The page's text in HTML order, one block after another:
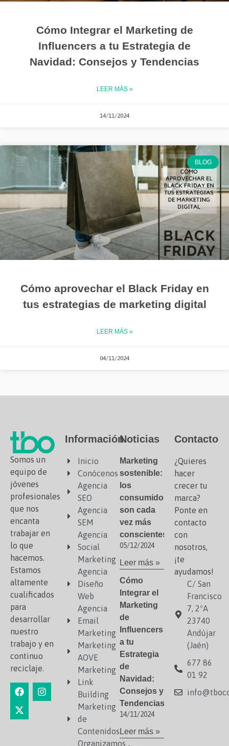
Cómo Integrar el Marketing de
Influencers a tu Estrategia de
Navidad: Consejos y Tendencias
LEER MÁS »
14/11/2024
BLOG
Cómo aprovechar el Black Friday en
tus estrategias de marketing digital
LEER MÁS »
04/11/2024
Somos un
equipo de
jóvenes
profesionales
que nos
encanta
trabajar en
lo que
hacemos.
Estamos
altamente
cualificados
para
desarrollar
nuestro
trabajo y en
continuo
reciclaje.
Información
Inicio
Conócenos
Agencia
SEO
Agencia
SEM
Agencia
Social
Marketing
Agencia
Diseño
Web
Agencia
Email
Marketing
Marketing
AOVE
Marketing
Link
Building
Marketing
de
Contenidos
Organizamos
Noticias
Marketing
sostenible:
los
consumidores
son cada
vez más
conscientes
05/12/2024
Leer más »
Cómo
Integrar el
Marketing
de
Influencers
a tu
Estrategia
de
Navidad:
Consejos y
Tendencias
14/11/2024
Leer más »
Contacto
¿Quieres
hacer
crecer tu
marca?
Ponte en
contacto
con
nosotros,
¡te
ayudamos!
C/ San
Francisco
7, 2ºA
23740
Andújar
(Jaén)
677 86
01 92